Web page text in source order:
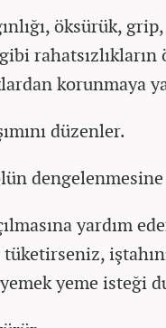
öksürük,
korunmaya
düzenler.
dengelenmesine
yardım
yeme isteği